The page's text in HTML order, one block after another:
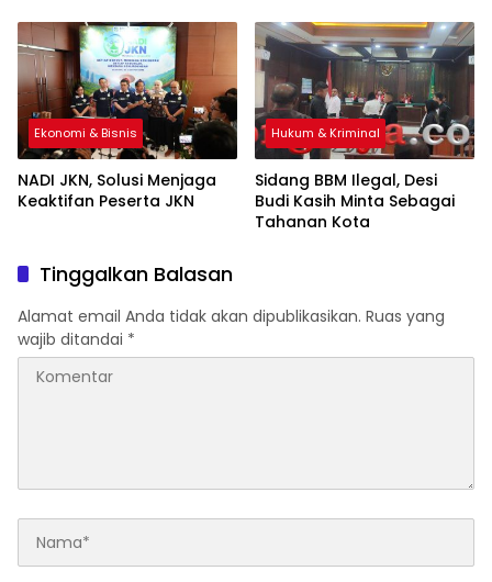
Ekonomi & Bisnis
NADI JKN, Solusi Menjaga
Keaktifan Peserta JKN
Hukum & Kriminal
Sidang BBM Ilegal, Desi
Budi Kasih Minta Sebagai
Tahanan Kota
Tinggalkan Balasan
Alamat email Anda tidak akan dipublikasikan. Ruas yang
wajib ditandai *